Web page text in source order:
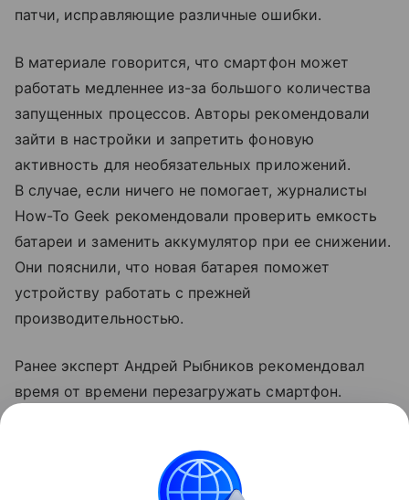
патчи, исправляющие различные ошибки.
В материале говорится, что смартфон может
работать медленнее из-за большого количества
запущенных процессов. Авторы рекомендовали
зайти в настройки и запретить фоновую
активность для необязательных приложений.
В случае, если ничего не помогает, журналисты
How-To Geek рекомендовали проверить емкость
батареи и заменить аккумулятор при ее снижении.
Они пояснили, что новая батарея поможет
устройству работать с прежней
производительностью.
Ранее эксперт Андрей Рыбников рекомендовал
время от времени перезагружать смартфон.